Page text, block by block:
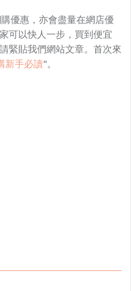
優惠，亦會盡量在網店優
可以快人一步，買到便宜
緊貼我們網站文章。首次來
新手必讀"。